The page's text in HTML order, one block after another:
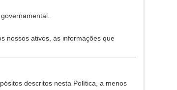
nossos ativos, as informações que
descritos nesta Política, a menos